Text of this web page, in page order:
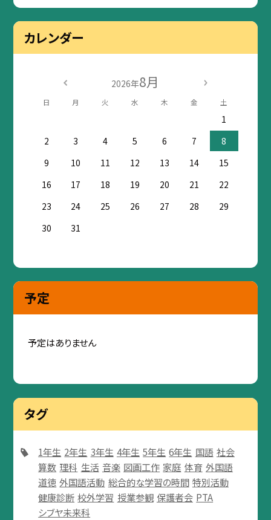
カレンダー
2026年8月
日 月 火 水 木 金 土
1
2
3 4 5 6 7
8
9
10 11 12 13 14
15
16
17 18 19 20 21
22
23
24 25 26 27 28
29
30
31
予定
予定はありません
タグ
1年生 2年生 3年生 4年生 5年生 6年生 国語 社会
算数 理科 生活 音楽 図画工作 家庭 体育 外国語
道徳 外国語活動 総合的な学習の時間 特別活動
健康診断 校外学習 授業参観 保護者会 PTA
シブヤ未来科